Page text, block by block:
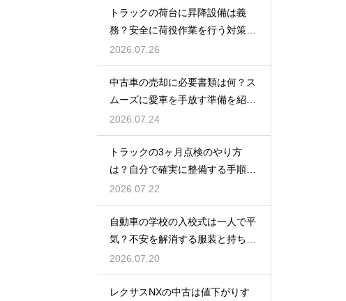
トラックの荷台に昇降設備は義
務？安全に荷役作業を行う対策を
紹介
2026.07.26
中古車の売却に必要書類は何？ス
ムーズに愛車を手放す準備を紹
介！
2026.07.24
トラックの3ヶ月点検のやり方
は？自分で確実に整備する手順を
紹介
2026.07.22
自動車の学校の入校式は一人で平
気？不安を解消する服装と持ち
物！
2026.07.20
レクサスNXの中古は値下がりす